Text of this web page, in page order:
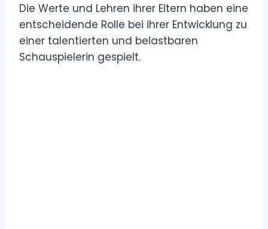
Die Werte und Lehren ihrer Eltern haben eine
entscheidende Rolle bei ihrer Entwicklung zu
einer talentierten und belastbaren
Schauspielerin gespielt.